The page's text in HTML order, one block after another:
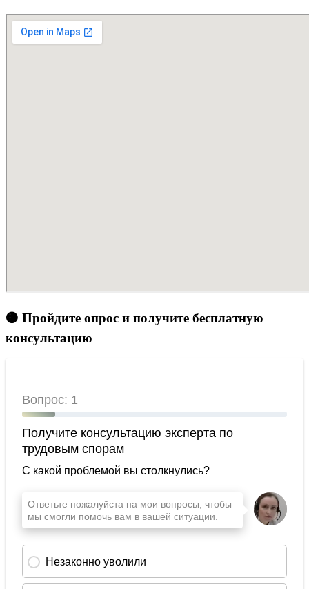
🟠 Пройдите опрос и получите бесплатную
консультацию